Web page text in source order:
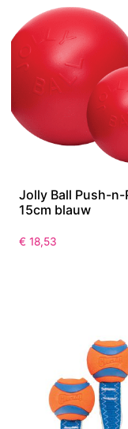
Jolly Ball Push-n-
15cm blauw
€ 18,53